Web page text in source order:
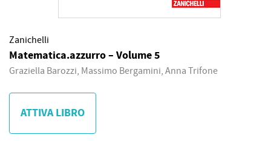
Zanichelli
Matematica.azzurro – Volume 5
Graziella Barozzi, Massimo Bergamini, Anna Trifone
ATTIVA LIBRO